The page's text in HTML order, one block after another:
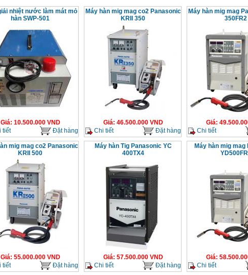
nhiệt nước làm mát mỏ
hàn SWP-501
Giá: 10.500.000VND
tiết
Đặt hàng
Máy hàn mig mag co2 Panasonic
KRII 350
Giá: 46.500.000VND
Chi tiết
Đặt hàng
Máy hàn mig mag
350FR2
Giá:
Chi tiết
mig mag co2 Panasonic
KRII 500
Giá: 55.000.000VND
tiết
Đặt hàng
Máy hàn Tig Panasonic YC
400TX4
Giá: 57.500.000VND
Chi tiết
Đặt hàng
Máy hàn mig mag
Giá:
Chi tiết